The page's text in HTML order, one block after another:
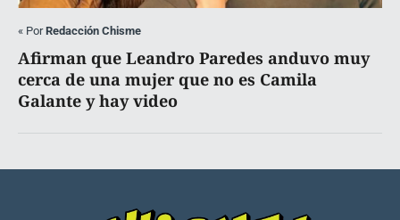
« PorRedacción Chisme
Afirman que Leandro Paredes anduvo muy
cerca de una mujer que no es Camila
Galante y hay video